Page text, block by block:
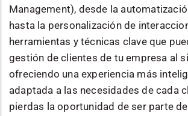
Management), desde la
hasta la personalización de
herramientas y técnicas clave que
gestión de clientes de tu empresa al
ofreciendo una experiencia más
adaptada a las necesidades de cada
pierdas la oportunidad de ser parte